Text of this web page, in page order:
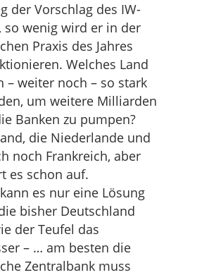
der Vorschlag des IW-
so wenig wird er in der
Praxis des Jahres
Welches Land
– weiter noch – so stark
um weitere Milliarden
Banken zu pumpen?
die Niederlande und
noch Frankreich, aber
es schon auf.
es nur eine Lösung
bisher Deutschland
der Teufel das
– … am besten die
Zentralbank muss